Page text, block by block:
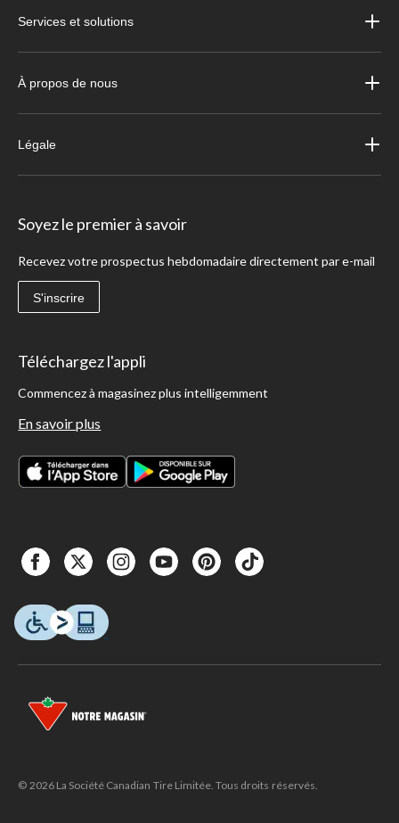
Services et solutions
À propos de nous
Légale
Soyez le premier à savoir
Recevez votre prospectus hebdomadaire directement par e-mail
S'inscrire
Téléchargez l'appli
Commencez à magasinez plus intelligemment
En savoir plus
© 2026 La Société Canadian Tire Limitée. Tous droits réservés.